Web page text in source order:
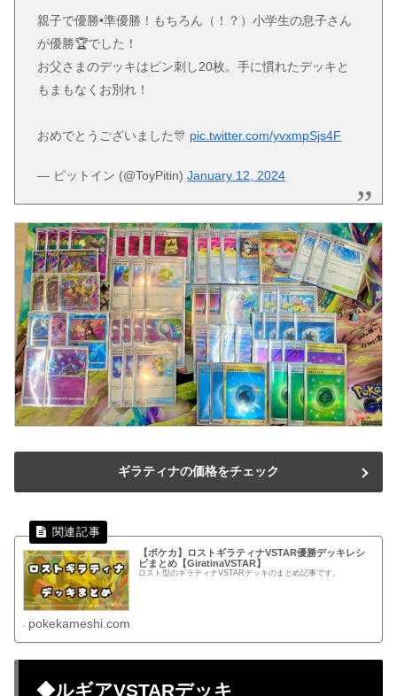
親子で優勝•準優勝！もちろん（！？）小学生の息子さん
が優勝🏆でした！
お父さまのデッキはピン刺し20枚。手に慣れたデッキと
もまもなくお別れ！
おめでとうございました🎊 pic.twitter.com/yvxmpSjs4F
— ピットイン (@ToyPitin)January 12, 2024
ギラティナの価格をチェック
【ポケカ】ロストギラティナVSTAR優勝デッキレシ
ピまとめ【GiratinaVSTAR】
ロスト型のギラティナVSTARデッキのまとめ記事です。
pokekameshi.com
◆ルギアVSTARデッキ